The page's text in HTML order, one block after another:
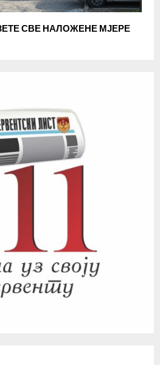
СВЕ НАЛОЖЕНЕ МЈЕРЕ